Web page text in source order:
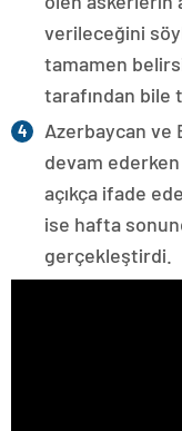
verileceğini
tamamen
tarafından bile
Azerbaycan ve
devam
açıkça ifade
ise hafta
gerçekleştirdi.